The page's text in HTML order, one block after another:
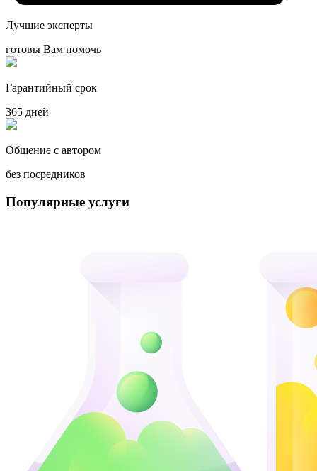
Лучшие эксперты
готовы Вам помочь
Гарантийный срок
365 дней
Общение с автором
без посредников
Популярные услуги